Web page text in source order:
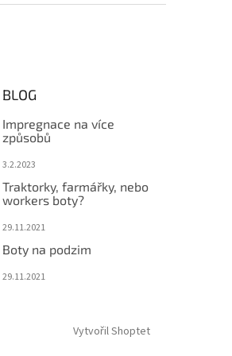
BLOG
Impregnace na více
způsobů
3.2.2023
Traktorky, farmářky, nebo
workers boty?
29.11.2021
Boty na podzim
29.11.2021
Vytvořil Shoptet